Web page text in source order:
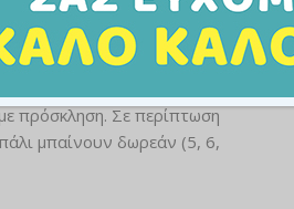
τηνΠέμπτη 4 Ιουνίου
με πρόσκληση. Σε περίπτωση
μπαίνουν δωρεάν (5, 6,